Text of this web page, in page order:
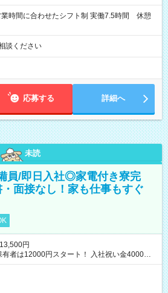
談ください
応募する 詳細へ
未読
員/即日入社◎家電付き寮完
面接なし！家も仕事もすぐ
円
者は12000円スタート！ 入社祝い金4000円
期間なし